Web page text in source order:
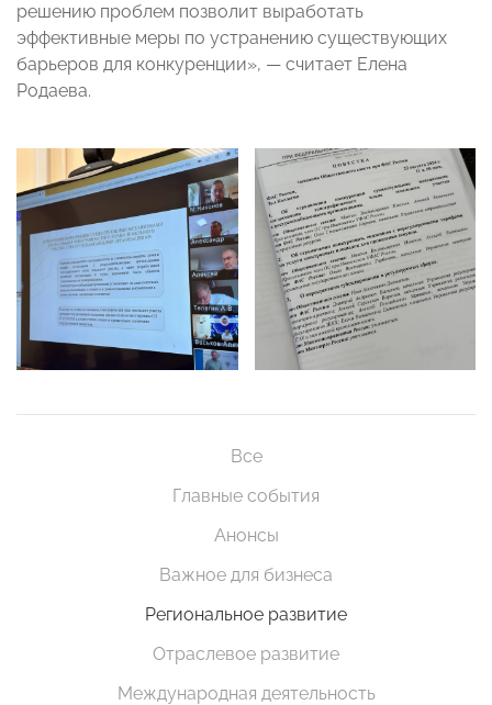
решению проблем позволит выработать
эффективные меры по устранению существующих
барьеров для конкуренции», — считает Елена
Родаева.
Все
Главные события
Анонсы
Важное для бизнеса
Региональное развитие
Отраслевое развитие
Международная деятельность